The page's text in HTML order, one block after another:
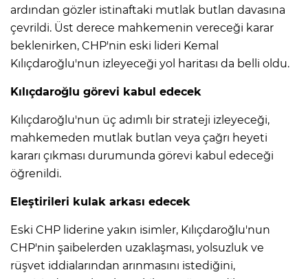
ardından gözler istinaftaki mutlak butlan davasına
çevrildi. Üst derece mahkemenin vereceği karar
beklenirken, CHP'nin eski lideri Kemal
Kılıçdaroğlu'nun izleyeceği yol haritası da belli oldu.
Kılıçdaroğlu görevi kabul edecek
Kılıçdaroğlu'nun üç adımlı bir strateji izleyeceği,
mahkemeden mutlak butlan veya çağrı heyeti
kararı çıkması durumunda görevi kabul edeceği
öğrenildi.
Eleştirileri kulak arkası edecek
Eski CHP liderine yakın isimler, Kılıçdaroğlu'nun
CHP'nin şaibelerden uzaklaşması, yolsuzluk ve
rüşvet iddialarından arınmasını istediğini,